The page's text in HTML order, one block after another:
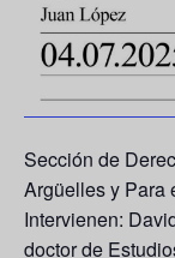
Sección de
Argüelles y Para
Intervienen:
doctor de